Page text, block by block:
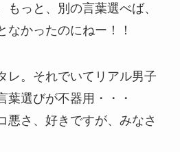
もっと、別の言葉選べば、
なかったのにねー！！
レ。それでいてリアル男子
葉選びが不器用・・・
悪さ、好きですが、みなさ